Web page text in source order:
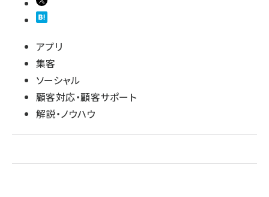
アプリ
集客
ソーシャル
顧客対応・顧客サポート
解説・ノウハウ